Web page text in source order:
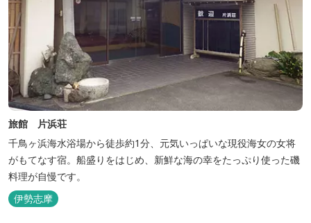
旅館 片浜荘
千鳥ヶ浜海水浴場から徒歩約1分、元気いっぱいな現役海女の女将
がもてなす宿。船盛りをはじめ、新鮮な海の幸をたっぷり使った磯
料理が自慢です。
伊勢志摩